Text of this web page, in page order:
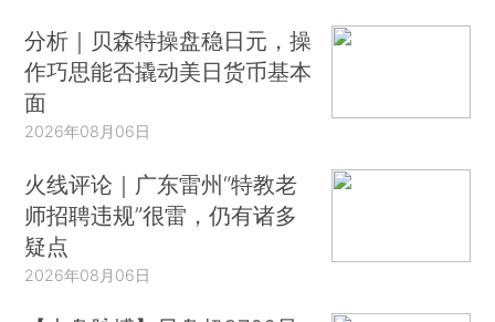
分析｜贝森特操盘稳日元，操
作巧思能否撬动美日货币基本
面
2026年08月06日
火线评论｜广东雷州“特教老
师招聘违规”很雷，仍有诸多
疑点
2026年08月06日